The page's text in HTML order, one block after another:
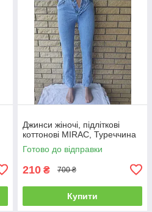
Джинси жіночі, підліткові
коттонові MIRAC, Туреччина
Готово до відправки
210 ₴ 700 ₴
Купити